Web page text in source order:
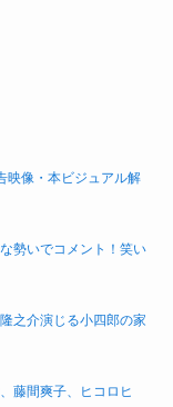
映像・本ビジュアル解
勢いでコメント！笑い
之介演じる小四郎の家
藤間爽子、ヒコロヒ